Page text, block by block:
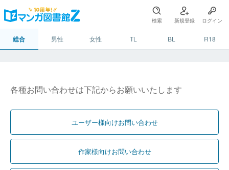
検索 新規登録 ログイン
総合 男性 女性 TL BL R18
各種お問い合わせは下記からお願いいたします
ユーザー様向けお問い合わせ
作家様向けお問い合わせ